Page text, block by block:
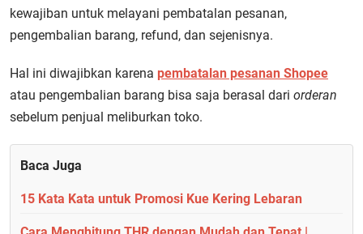
kewajiban untuk melayani pembatalan pesanan,
pengembalian barang, refund, dan sejenisnya.
Hal ini diwajibkan karena pembatalan pesanan Shopee
atau pengembalian barang bisa saja berasal dari orderan
sebelum penjual meliburkan toko.
Baca Juga
15 Kata Kata untuk Promosi Kue Kering Lebaran